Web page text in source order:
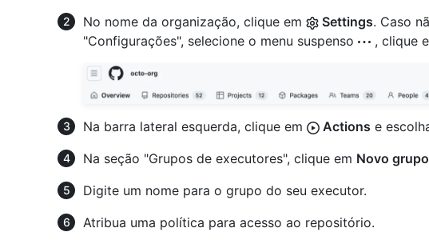
No nome da organização, clique em
Settings. Caso
"Configurações", selecione o menu suspenso
, clique
Na barra lateral esquerda, clique em Actions e
Na seção "Grupos de executores", clique em Novo
Digite um nome para o grupo do seu executor.
Atribua uma política para acesso ao repositório.